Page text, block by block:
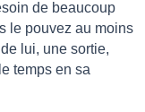
de beaucoup
le pouvez au moins
lui, une sortie,
temps en sa